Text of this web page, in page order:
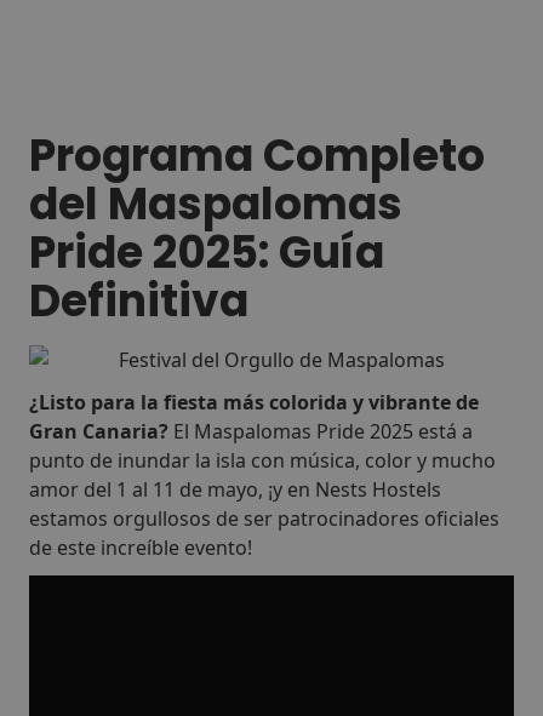
Programa Completo
del Maspalomas
Pride 2025: Guía
Definitiva
¿Listo para la fiesta más colorida y vibrante de
Gran Canaria? El Maspalomas Pride 2025 está a
punto de inundar la isla con música, color y mucho
amor del 1 al 11 de mayo, ¡y en Nests Hostels
estamos orgullosos de ser patrocinadores oficiales
de este increíble evento!